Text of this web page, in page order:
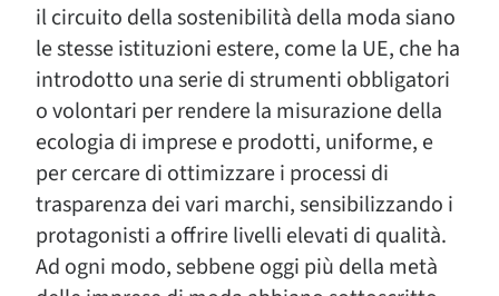
il circuito della sostenibilità della moda siano
le stesse istituzioni estere, come la UE, che ha
introdotto una serie di strumenti obbligatori
o volontari per rendere la misurazione della
ecologia di imprese e prodotti, uniforme, e
per cercare di ottimizzare i processi di
trasparenza dei vari marchi, sensibilizzando i
protagonisti a offrire livelli elevati di qualità.
Ad ogni modo, sebbene oggi più della metà